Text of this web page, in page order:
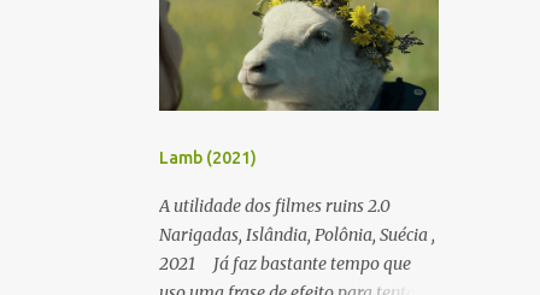
Lamb (2021)
A utilidade dos filmes ruins 2.0
Narigadas, Islândia, Polônia, Suécia ,
2021 Já faz bastante tempo que